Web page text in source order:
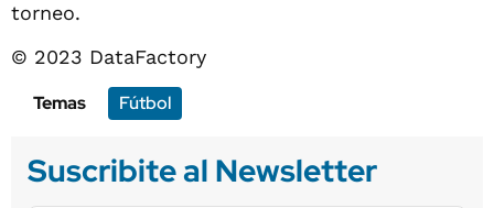
torneo.
© 2023 DataFactory
Temas
Fútbol
Suscribite al Newsletter